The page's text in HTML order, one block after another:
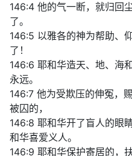
146:4 他的气一断，就归回
了。
146:5 以雅各的神为帮助、
了！
146:6 耶和华造天、地、海
永远。
146:7 他为受欺压的伸冤，
被囚的，
146:8 耶和华开了盲人的眼
和华喜爱义人。
146:9 耶和华保护寄居的，